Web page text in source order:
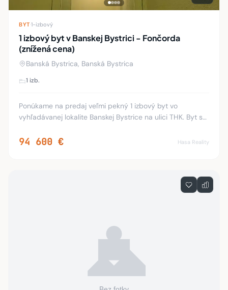
BYT·1-izbový
1 izbový byt v Banskej Bystrici - Fončorda
(znížená cena)
Banská Bystrica, Banská Bystrica
1 izb.
Ponúkame na predaj veľmi pekný 1 izbový byt vo
vyhľadávanej lokalite Banskej Bystrice na ulici THK. Byt s
súčasťou je malá, šikovná špajza. Prislúcha
94 600 € Hasa Reality